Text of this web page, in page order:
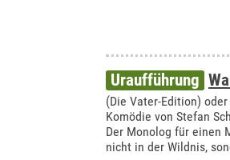
Uraufführung
(Die Vater-Edition)
Komödie von Stefan
Der Monolog für einen
nicht in der Wildnis,